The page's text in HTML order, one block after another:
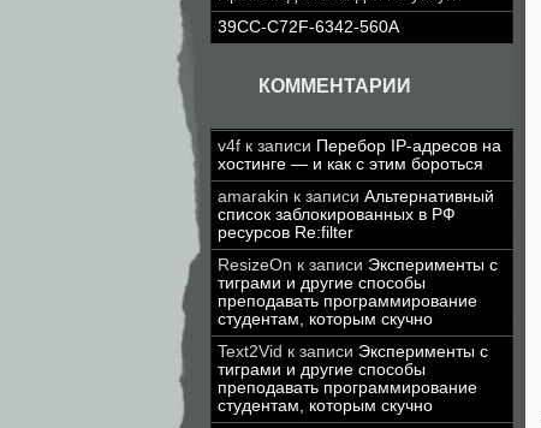
39CC-C72F-6342-560A
КОММЕНТАРИИ
v4f к записи Перебор IP-адресов на
хостинге — и как с этим бороться
amarakin к записи Альтернативный
список заблокированных в РФ
ресурсов Re:filter
ResizeOn к записи Эксперименты с
тиграми и другие способы
преподавать программирование
студентам, которым скучно
Text2Vid к записи Эксперименты с
тиграми и другие способы
преподавать программирование
студентам, которым скучно